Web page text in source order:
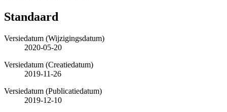
Standaard
Versiedatum (Wijzigingsdatum)
2020-05-20
Versiedatum (Creatiedatum)
2019-11-26
Versiedatum (Publicatiedatum)
2019-12-10